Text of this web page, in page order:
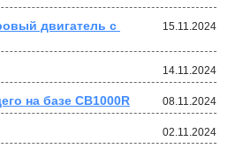
15.11.2024
двигатель с
14.11.2024
08.11.2024
на базе CB1000R
02.11.2024